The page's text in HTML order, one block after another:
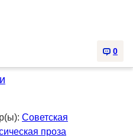
0
Советская
проза